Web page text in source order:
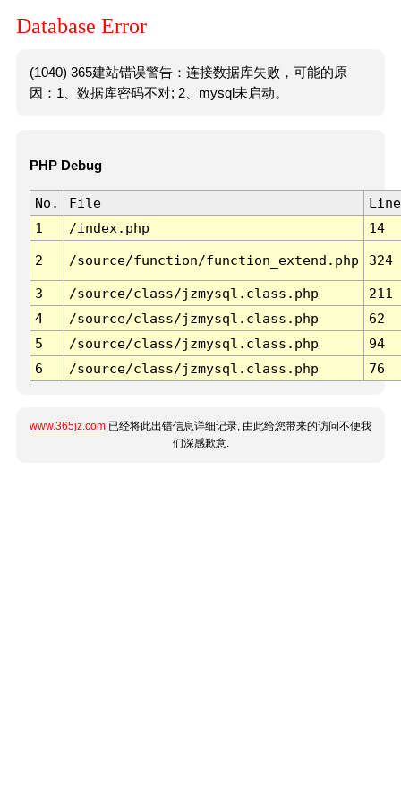
Database Error
(1040) 365建站错误警告：连接数据库失败，可能的原
因：1、数据库密码不对; 2、mysql未启动。
PHP Debug
No. File
Line
1
/index.php 14
2 /source/function/function_extend.php 324
3 /source/class/jzmysql.class.php
211
4
/source/class/jzmysql.class.php
62
5
/source/class/jzmysql.class.php
94
6
/source/class/jzmysql.class.php 76
www.365jz.com 已经将此出错信息详细记录, 由此给您带来的访问不便我
们深感歉意.